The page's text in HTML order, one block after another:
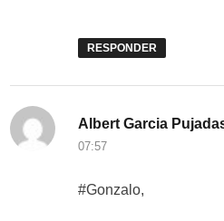
RESPONDER
Albert Garcia
07:57
#Gonzalo,